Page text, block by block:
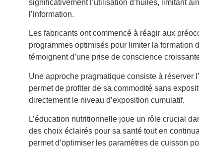
significativement l’utilisation d’huiles, limitant
l’information.
Les fabricants ont commencé à réagir aux
programmes optimisés pour limiter la formation
témoignent d’une prise de conscience
Une approche pragmatique consiste à réserver
permet de profiter de sa commodité sans
directement le niveau d’exposition cumulatif.
L’éducation nutritionnelle joue un rôle crucial
des choix éclairés pour sa santé tout en
permet d’optimiser les paramètres de cuisson